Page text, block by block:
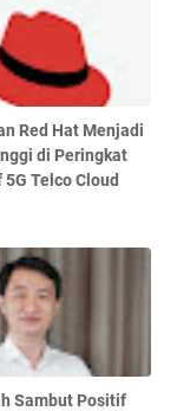
Red Hat Menjadi
di Peringkat
Telco Cloud
Sambut Positif